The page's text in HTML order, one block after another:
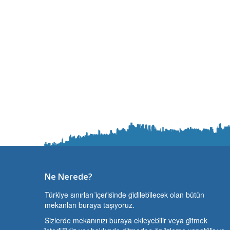
Ne Nerede?
Türki̇ye sınırları i̇çeri̇si̇nde gi̇di̇lebi̇lecek olan bütün
mekanları buraya taşıyoruz.
Si̇zlerde mekanınızı buraya ekleyebi̇li̇r veya gi̇tmek